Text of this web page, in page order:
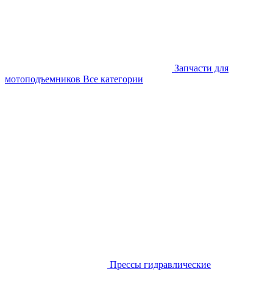
Запчасти для
мотоподъемников Все категории
Прессы гидравлические